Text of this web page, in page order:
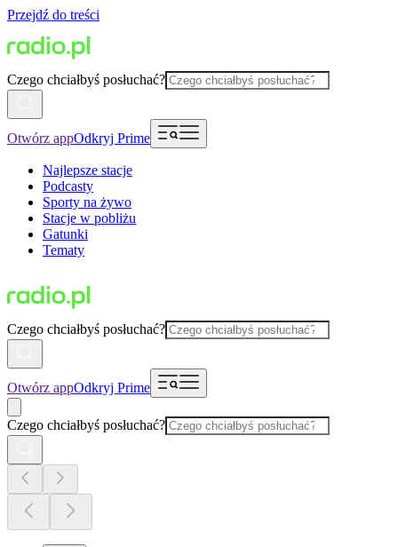
Przejdź do treści
Czego chciałbyś posłuchać?
Otwórz appOdkryj Prime
Najlepsze stacje
Podcasty
Sporty na żywo
Stacje w pobliżu
Gatunki
Tematy
Czego chciałbyś posłuchać?
Otwórz appOdkryj Prime
Czego chciałbyś posłuchać?